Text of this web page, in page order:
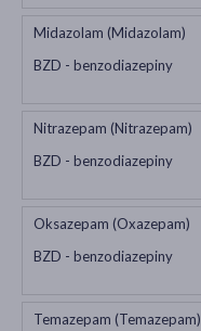
Midazolam (Midazolam)
BZD - benzodiazepiny
Nitrazepam (Nitrazepam)
BZD - benzodiazepiny
Oksazepam (Oxazepam)
BZD - benzodiazepiny
Temazepam (Temazepam)